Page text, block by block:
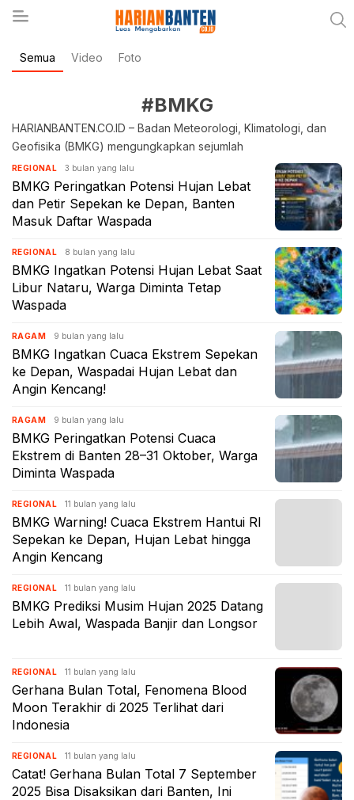
Harianbanten.co.id
Berita Banten dan Informasi Banten Terbaru Hari
Semua Video Foto
#BMKG
HARIANBANTEN.CO.ID – Badan Meteorologi, Klimatologi, dan
Geofisika (BMKG) mengungkapkan sejumlah
REGIONAL 3 bulan yang lalu
BMKG Peringatkan Potensi Hujan Lebat
dan Petir Sepekan ke Depan, Banten
Masuk Daftar Waspada
REGIONAL 8 bulan yang lalu
BMKG Ingatkan Potensi Hujan Lebat Saat
Libur Nataru, Warga Diminta Tetap
Waspada
RAGAM 9 bulan yang lalu
BMKG Ingatkan Cuaca Ekstrem Sepekan
ke Depan, Waspadai Hujan Lebat dan
Angin Kencang!
RAGAM 9 bulan yang lalu
BMKG Peringatkan Potensi Cuaca
Ekstrem di Banten 28–31 Oktober, Warga
Diminta Waspada
REGIONAL 11 bulan yang lalu
BMKG Warning! Cuaca Ekstrem Hantui RI
Sepekan ke Depan, Hujan Lebat hingga
Angin Kencang
REGIONAL 11 bulan yang lalu
BMKG Prediksi Musim Hujan 2025 Datang
Lebih Awal, Waspada Banjir dan Longsor
REGIONAL 11 bulan yang lalu
Gerhana Bulan Total, Fenomena Blood
Moon Terakhir di 2025 Terlihat dari
Indonesia
REGIONAL 11 bulan yang lalu
Catat! Gerhana Bulan Total 7 September
2025 Bisa Disaksikan dari Banten, Ini